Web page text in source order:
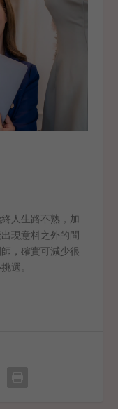
人生路不熟，加
現意料之外的問
，確實可減少很
選。